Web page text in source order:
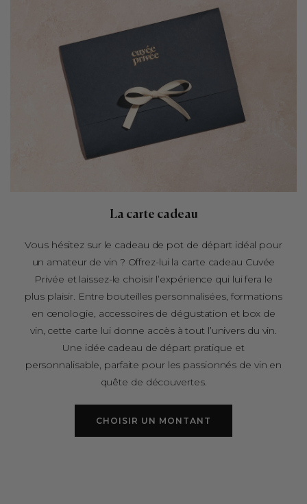
La carte cadeau
Vous hésitez sur le cadeau de pot de départ idéal pour
un amateur de vin ? Offrez-lui la carte cadeau Cuvée
Privée et laissez-le choisir l’expérience qui lui fera le
plus plaisir. Entre bouteilles personnalisées, formations
en œnologie, accessoires de dégustation et box de
vin, cette carte lui donne accès à tout l’univers du vin.
Une idée cadeau de départ pratique et
personnalisable, parfaite pour les passionnés de vin en
quête de découvertes.
CHOISIR UN MONTANT